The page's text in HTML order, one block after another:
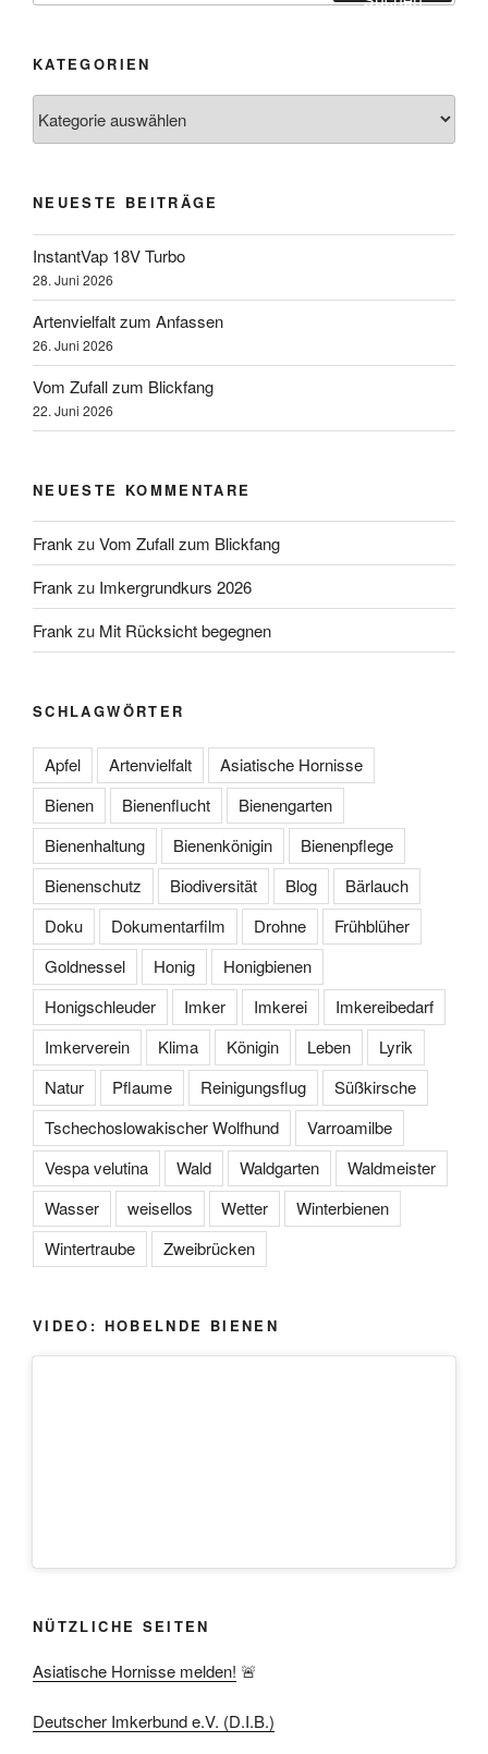
KATEGORIEN
NEUESTE BEITRÄGE
InstantVap 18V Turbo
28. Juni 2026
Artenvielfalt zum Anfassen
26. Juni 2026
Vom Zufall zum Blickfang
22. Juni 2026
NEUESTE KOMMENTARE
Frank zuVom Zufall zum Blickfang
Frank zu Imkergrundkurs 2026
Frank zu Mit Rücksicht begegnen
SCHLAGWÖRTER
Apfel Artenvielfalt
Asiatische Hornisse
Bienen
Bienenflucht
Bienengarten
Bienenhaltung
Bienenkönigin
Bienenpflege
Bienenschutz
Biodiversität Blog
Bärlauch
Doku
Dokumentarfilm Drohne
Frühblüher
Goldnessel
Honig
Honigbienen
Honigschleuder
Imker Imkerei
Imkereibedarf
Imkerverein
Klima Königin Leben
Lyrik
Natur
Pflaume Reinigungsflug
Süßkirsche
Tschechoslowakischer Wolfhund
Varroamilbe
Vespa velutina
Wald Waldgarten
Waldmeister
Wasser
weisellos Wetter
Winterbienen
Wintertraube
Zweibrücken
VIDEO: HOBELNDE BIENEN
NÜTZLICHE SEITEN
Asiatische Hornisse melden! 🚨
Deutscher Imkerbund e.V. (D.I.B.)